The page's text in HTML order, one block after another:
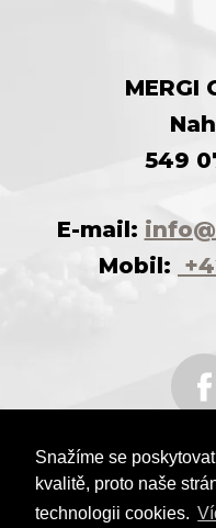
Snažíme se
kvalitě, proto naše
technologii cookies.
MERGI
549
E-mail:
Mobil: